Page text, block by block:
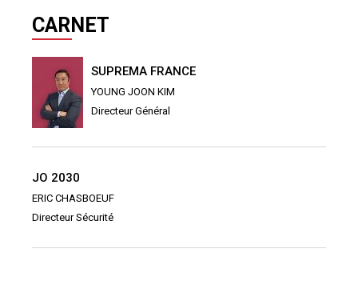
CARNET
SUPREMA FRANCE
YOUNG JOON KIM
Directeur Général
JO 2030
ERIC CHASBOEUF
Directeur Sécurité